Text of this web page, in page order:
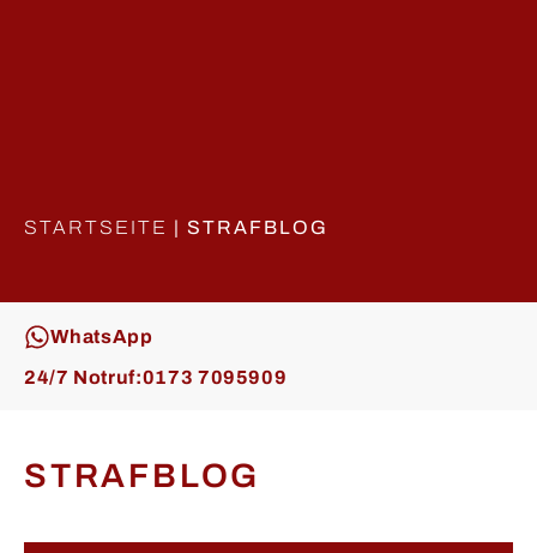
STARTSEITE | STRAFBLOG
WhatsApp
24/7 Notruf:0173 7095909
STRAFBLOG